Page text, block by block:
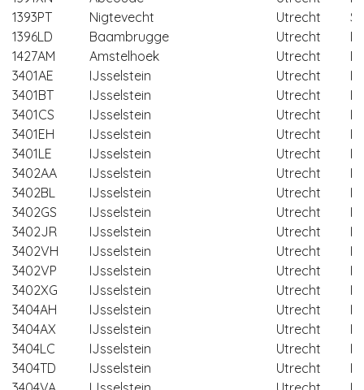
1393PT
Nigtevecht Utrecht
1396LD
Baambrugge Utrecht
1427AM
Amstelhoek Utrecht
3401AE
IJsselstein Utrecht
3401BT
IJsselstein Utrecht
3401CS
IJsselstein Utrecht
3401EH
IJsselstein Utrecht
3401LE
IJsselstein Utrecht
3402AA
IJsselstein Utrecht
3402BL
IJsselstein Utrecht
3402GS
IJsselstein Utrecht
3402JR
IJsselstein Utrecht
3402VH
IJsselstein Utrecht
3402VP
IJsselstein Utrecht
3402XG
IJsselstein Utrecht
3404AH
IJsselstein Utrecht
3404AX
IJsselstein Utrecht
3404LC
IJsselstein Utrecht
3404TD
IJsselstein Utrecht